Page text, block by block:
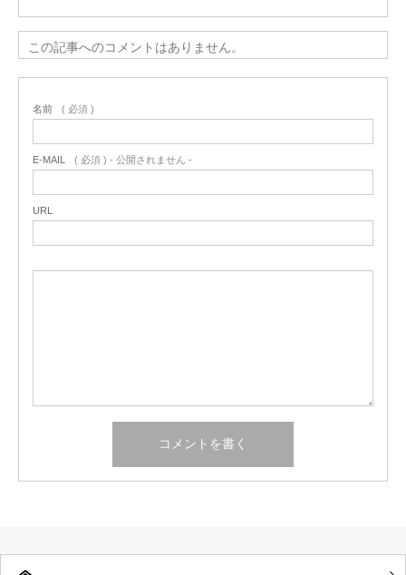
この記事へのコメントはありません。
名前 ( 必須 )
E-MAIL ( 必須 ) - 公開されません -
URL